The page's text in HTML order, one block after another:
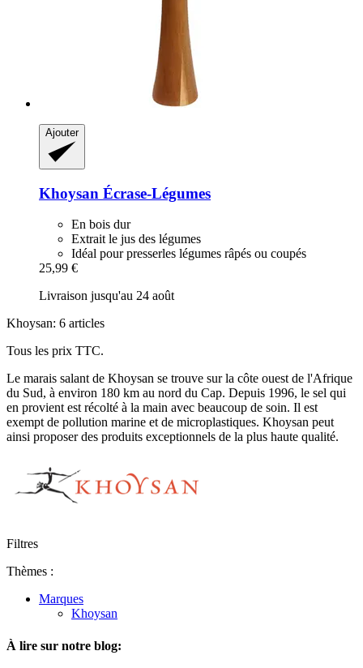
Ajouter
Khoysan Écrase-​Légumes
En bois dur
Extrait le jus des légumes
Idéal pour presserles légumes râpés ou coupés
25,99 €
Livraison jusqu'au 24 août
Khoysan: 6 articles
Tous les prix TTC.
Le marais salant de Khoysan se trouve sur la côte ouest de l'Afrique
du Sud, à environ 180 km au nord du Cap. Depuis 1996, le sel qui
en provient est récolté à la main avec beaucoup de soin. Il est
exempt de pollution marine et de microplastiques. Khoysan peut
ainsi proposer des produits exceptionnels de la plus haute qualité.
Filtres
Thèmes :
Marques
Khoysan
À lire sur notre blog: